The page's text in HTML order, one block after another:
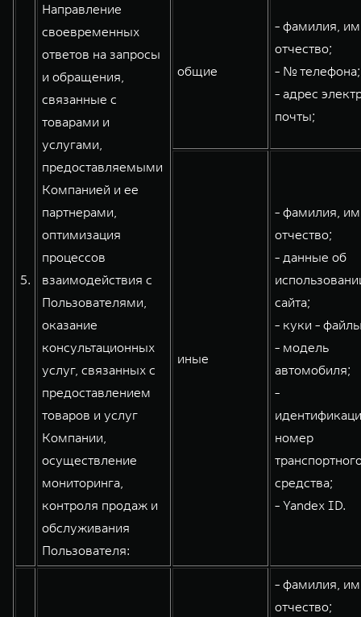
5.
Направление
своевременных
ответов на запросы
и обращения,
связанные с
товарами и
услугами,
предоставляемыми
Компанией и ее
партнерами,
оптимизация
процессов
взаимодействия с
Пользователями,
оказание
консультационных
услуг, связанных с
предоставлением
товаров и услуг
Компании,
осуществление
мониторинга,
контроля продаж и
обслуживания
Пользователя:
общие
- фамилия,
отчество;
- № телефона;
- адрес
почты;
иные
- фамилия,
отчество;
- данные об
сайта;
- куки -
- модель
автомобиля;
-
номер
средства;
- Yandex ID.
- фамилия,
отчество;